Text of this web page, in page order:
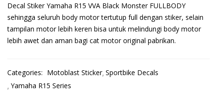
Decal Stiker Yamaha R15 VVA Black Monster FULLBODY
sehingga seluruh body motor tertutup full dengan stiker, selain
tampilan motor lebih keren bisa untuk melindungi body motor
lebih awet dan aman bagi cat motor original pabrikan.
Categories: Motoblast Sticker Sportbike Decals
Yamaha R15 Series